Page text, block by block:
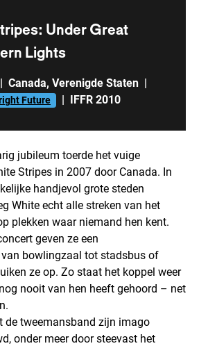
Under Great
Lights
| Canada, Verenigde Staten |
Future | IFFR 2010
jubileum toerde het vuige
Stripes in 2007 door Canada. In
handjevol grote steden
White echt alle streken van het
plekken waar niemand hen kent.
geven ze een
bowlingzaal tot stadsbus of
ze op. Zo staat het koppel weer
nooit van hen heeft gehoord – net
de tweemansband zijn imago
onder meer door steevast het